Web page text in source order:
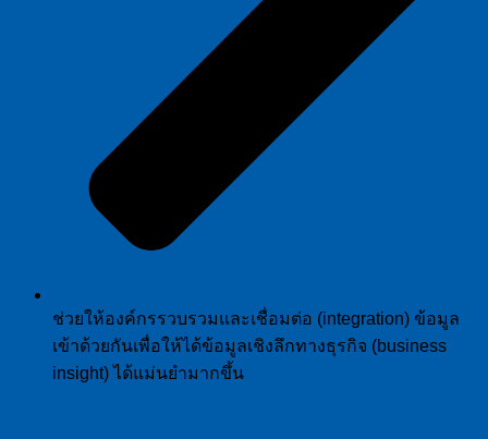
ช่วยให้องค์กรรวบรวมและเชื่อมต่อ (integration) ข้อมูล
เข้าด้วยกันเพื่อให้ได้ข้อมูลเชิงลึกทางธุรกิจ (business
insight) ได้แม่นยำมากขึ้น